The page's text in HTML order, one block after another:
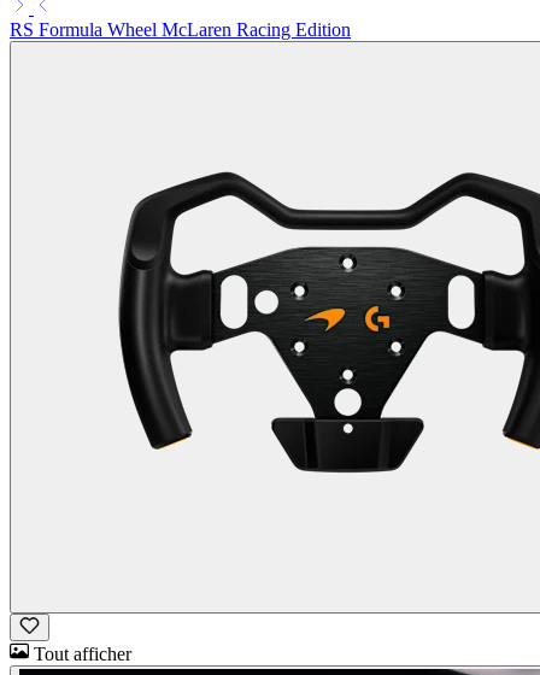
RS Formula Wheel McLaren Racing Edition
Tout afficher